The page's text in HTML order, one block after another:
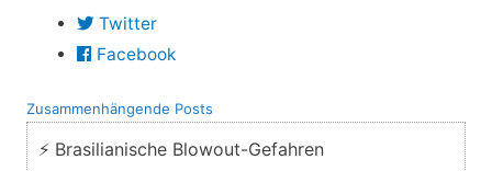
Twitter
Facebook
Zusammenhängende Posts
⚡ Brasilianische Blowout-Gefahren